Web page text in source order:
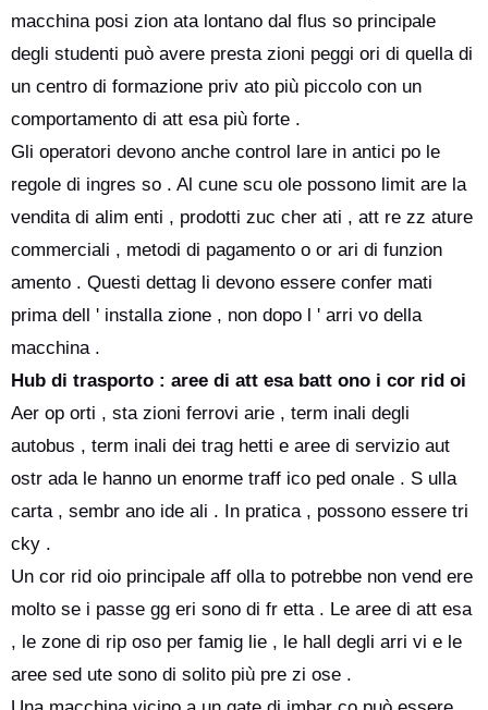
macchina posi zion ata lontano dal flus so principale
degli studenti può avere presta zioni peggi ori di quella di
un centro di formazione priv ato più piccolo con un
comportamento di att esa più forte .
Gli operatori devono anche control lare in antici po le
regole di ingres so . Al cune scu ole possono limit are la
vendita di alim enti , prodotti zuc cher ati , att re zz ature
commerciali , metodi di pagamento o or ari di funzion
amento . Questi dettag li devono essere confer mati
prima dell ' installa zione , non dopo l ' arri vo della
macchina .
Hub di trasporto : aree di att esa batt ono i cor rid oi
Aer op orti , sta zioni ferrovi arie , term inali degli
autobus , term inali dei trag hetti e aree di servizio aut
ostr ada le hanno un enorme traff ico ped onale . S ulla
carta , sembr ano ide ali . In pratica , possono essere tri
cky .
Un cor rid oio principale aff olla to potrebbe non vend ere
molto se i passe gg eri sono di fr etta . Le aree di att esa
, le zone di rip oso per famig lie , le hall degli arri vi e le
aree sed ute sono di solito più pre zi ose .